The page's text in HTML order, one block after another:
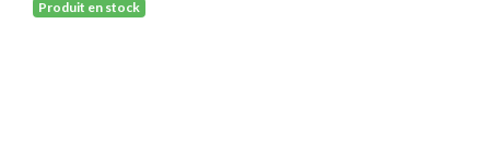
Produit en stock